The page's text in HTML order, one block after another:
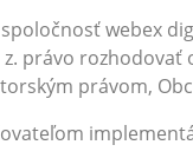
webex
z. právo
právom,